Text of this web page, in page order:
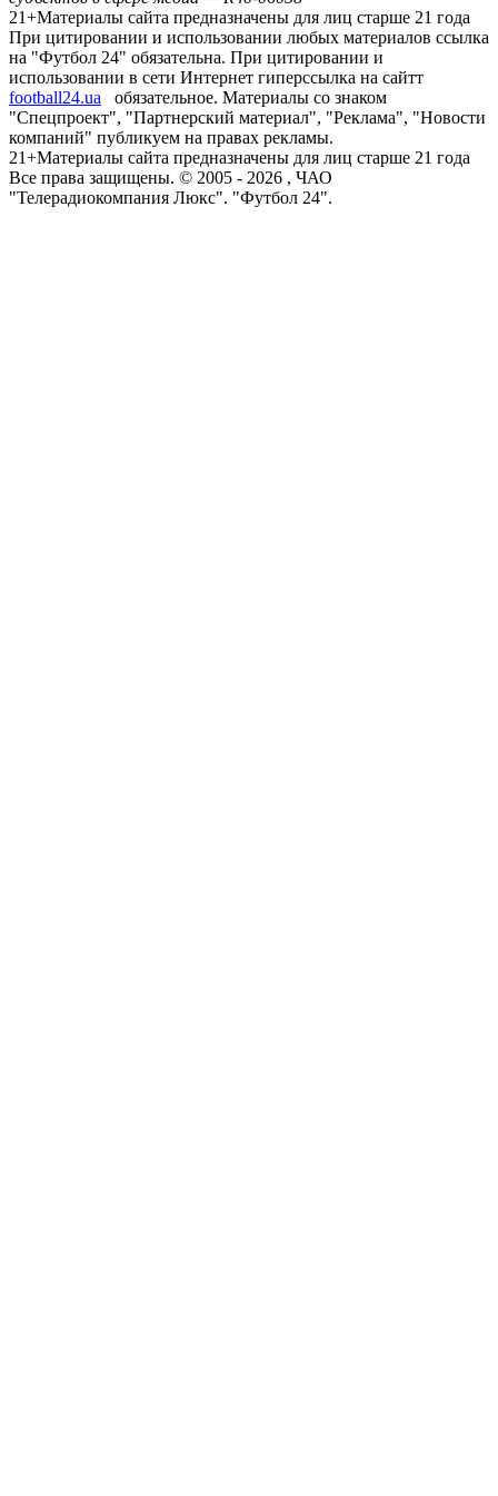
21+Материалы сайта предназначены для лиц старше 21 года
При цитировании и использовании любых материалов ссылка
на "Футбол 24" обязательна. При цитировании и
использовании в сети Интернет гиперссылка на сайтт
football24.ua
обязательное. Материалы со знаком
"Спецпроект", "Партнерский материал", "Реклама", "Новости
компаний" публикуем на правах рекламы.
21+Материалы сайта предназначены для лиц старше 21 года
Все права защищены. © 2005 - 2026 , ЧАО
"Телерадиокомпания Люкс". "Футбол 24".